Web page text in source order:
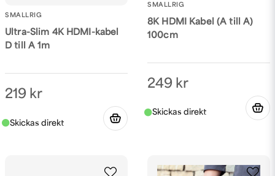
SMALLRIG
Ultra-Slim 4K HDMI-kabel
D till A 1m
219 kr
SMALLRIG
8K HDMI Kabel (A till A)
100cm
249 kr